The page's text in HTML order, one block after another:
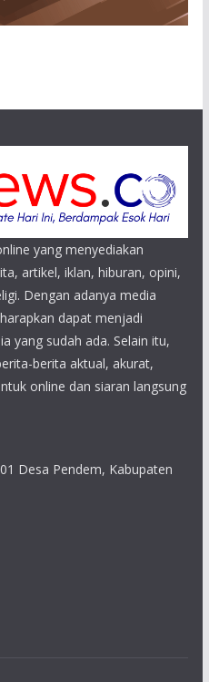
yang menyediakan
artikel, iklan, hiburan, opini,
Dengan adanya media
dapat menjadi
yang sudah ada. Selain itu,
berita aktual, akurat,
online dan siaran langsung
Desa Pendem, Kabupaten